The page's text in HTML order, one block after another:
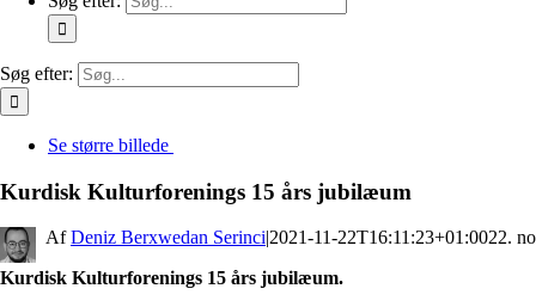
Søg efter:
Se større billede
Kurdisk Kulturforenings 15 års jubilæum
By Deniz Berxwedan Serinci|2021-11-22T16:11:23+01:0022.
Kurdisk Kulturforenings 15 års jubilæum.